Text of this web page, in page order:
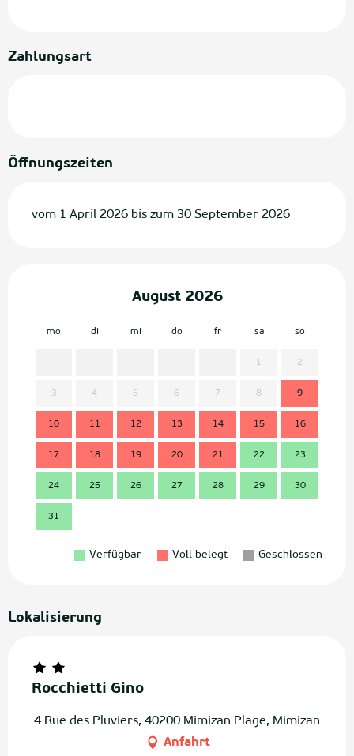
Zahlungsart
Öffnungszeiten
vom 1 April 2026 bis zum 30 September 2026
August 2026
mo di mi do fr sa so
1 2
3 4 5 6 7 8 9
10 11 12 13 14 15 16
17 18 19 20 21 22 23
24 25 26 27 28 29 30
31
Verfügbar Voll belegt Geschlossen
Lokalisierung
Rocchietti Gino
4 Rue des Pluviers, 40200 Mimizan Plage, Mimizan
Anfahrt